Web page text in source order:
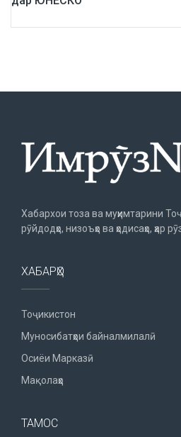
Хабархои тоза ва муҳимтарини
рӯйдодҳо, низоъҳо ва ҳодисаҳо, ҳар
ХАБАРҲО
Тоҷикистон
Муносибатҳои байналмилалӣ
Осиёи Марказӣ
Мақолаҳо
ТАМОС